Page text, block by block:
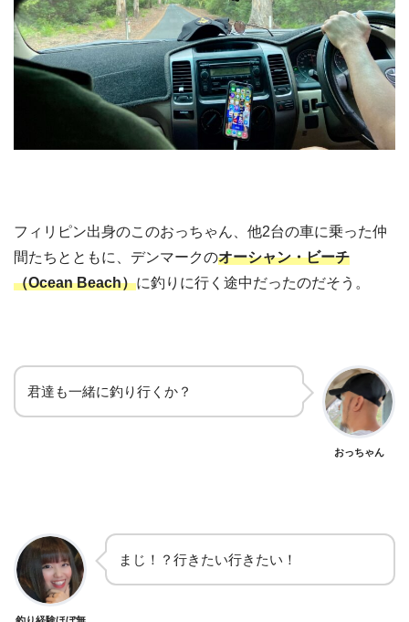
フィリピン出身のこのおっちゃん、他2台の車に乗った仲
間たちとともに、デンマークのオーシャン・ビーチ
（Ocean Beach）に釣りに行く途中だったのだそう。
君達も一緒に釣り行くか？
おっちゃん
まじ！？行きたい行きたい！